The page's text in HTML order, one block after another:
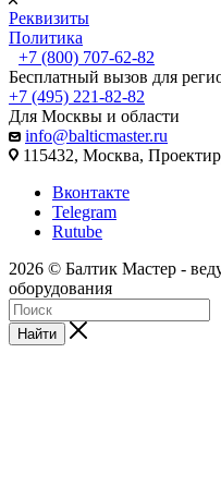
Реквизиты
Политика
+7 (800) 707-62-82
Бесплатный вызов для
+7 (495) 221-82-82
Для Москвы и области
info@balticmaster.ru
115432, Москва,
Вконтакте
Telegram
Rutube
2026 © Балтик Мастер -
оборудования
Найти